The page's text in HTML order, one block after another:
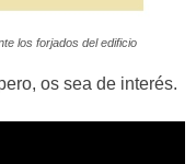
los forjados del edificio
os sea de interés.